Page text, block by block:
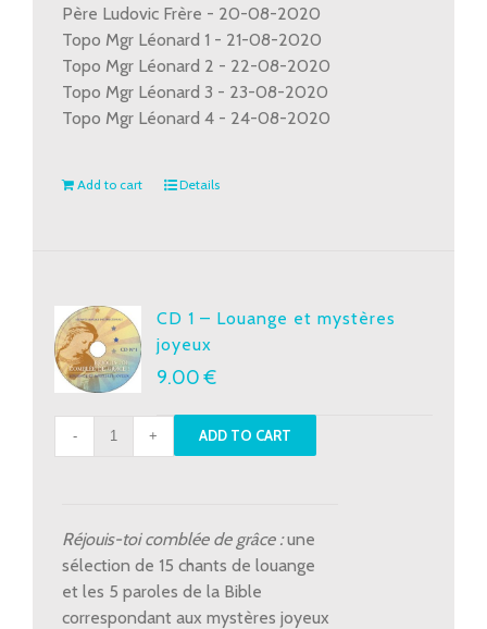
Père Ludovic Frère - 20-08-2020
Topo Mgr Léonard 1 - 21-08-2020
Topo Mgr Léonard 2 - 22-08-2020
Topo Mgr Léonard 3 - 23-08-2020
Topo Mgr Léonard 4 - 24-08-2020
Add to cart Details
CD 1 – Louange et mystères
joyeux
9.00€
CD
et
mystères
joyeux
quantity
ADD TO CART
Réjouis-toi comblée de grâce :une
sélection de 15 chants de louange
et les 5 paroles de la Bible
correspondant aux mystères joyeux